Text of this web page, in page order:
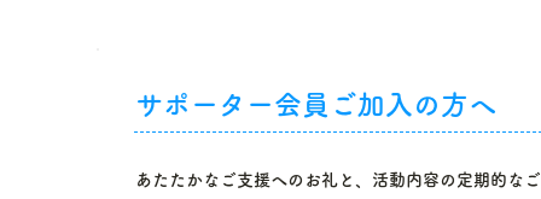
​サポーター会員ご加入の方へ
あたたかなご支援へのお礼と、活動内容の定期的な